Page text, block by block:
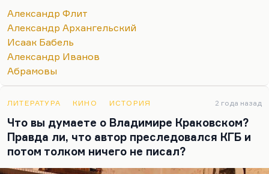
Александр Архангельский (полный тезка нашего
современного критика и прозаика), он дал
блистательные образцы. Он начинал со стихов,
которые Блок назвал очень плохими,
вульгарными. И действительно. Но он сумел эту
высококлассного пародиста. Гениальным
пародистом был Бабель, который в своей главе
коллективного романа «Большие пожары»
умудрился…
Александр Флит
Александр Архангельский
Исаак Бабель
Александр Иванов
Абрамовы
ЛИТЕРАТУРА КИНО ИСТОРИЯ 2 года назад
Что вы думаете о Владимире Краковском?
Правда ли, что автор преследовался КГБ и
потом толком ничего не писал?